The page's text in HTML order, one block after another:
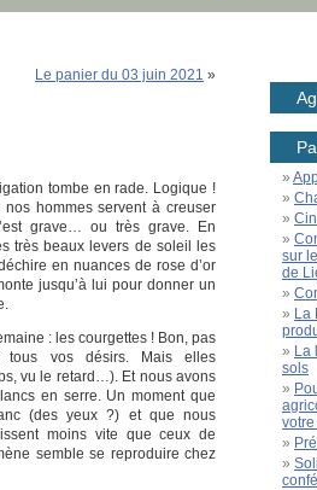
Le panier du 03 juin 2021 »
tombe en rade. Logique !
hommes servent à creuser
grave… ou très grave. En
très beaux levers de soleil les
en nuances de rose d’or
jusqu’à lui pour donner un
: les courgettes ! Bon, pas
tous vos désirs. Mais elles
vu le retard…). Et nous avons
en serre. Un moment que
(des yeux ?) et que nous
moins vite que ceux de
semble se reproduire chez
sur
de
La
La
sols
votre